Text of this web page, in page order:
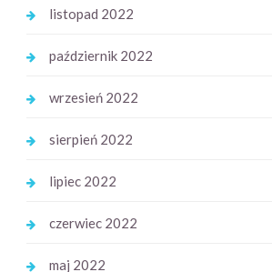
listopad 2022
październik 2022
wrzesień 2022
sierpień 2022
lipiec 2022
czerwiec 2022
maj 2022